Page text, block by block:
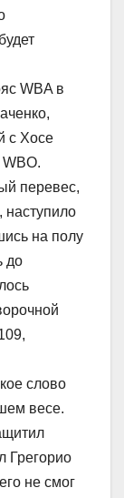
WBA в
с Хосе
перевес,
наступило
на полу
до
слово
весе.
Грегорио
не смог